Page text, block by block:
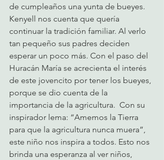
de cumpleaños una yunta de bueyes.
Kenyell nos cuenta que quería
continuar la tradición familiar. Al verlo
tan pequeño sus padres deciden
esperar un poco más. Con el paso del
Huracán María se acrecienta el interés
de este jovencito por tener los bueyes,
porque se dio cuenta de la
importancia de la agricultura.  Con su
inspirador lema: “Amemos la Tierra
para que la agricultura nunca muera”,
este niño nos inspira a todos. Esto nos
brinda una esperanza al ver niños,